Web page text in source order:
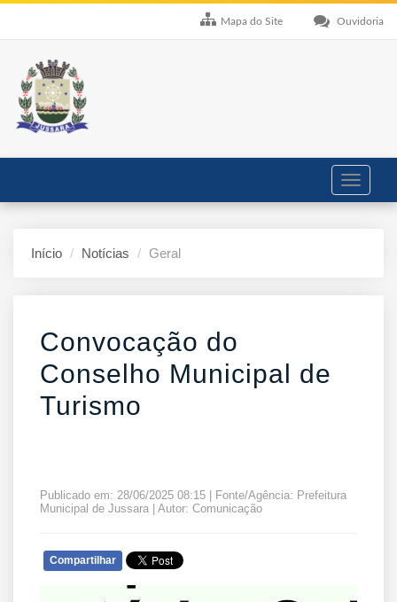
Ouvidoria
Mapa do Site
Toggle
Início Notícias Geral
Convocação do
Conselho Municipal de
Turismo
Publicado em: 28/06/2025 08:15 | Fonte/Agência: Prefeitura
Municipal de Jussara | Autor: Comunicação
Compartilhar